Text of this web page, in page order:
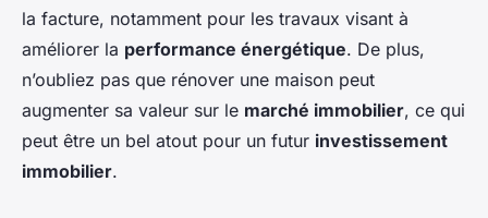
la facture, notamment pour les travaux visant à
améliorer la performance énergétique. De plus,
n’oubliez pas que rénover une maison peut
augmenter sa valeur sur le marché immobilier, ce qui
peut être un bel atout pour un futur investissement
immobilier.